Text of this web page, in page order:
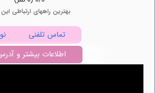
بهترین راههای ارتباطی این دکتر
تماس تلفنی
نوبت دهی
اطلاعات بیشتر و آدرس